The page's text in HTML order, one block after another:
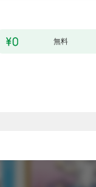
無料